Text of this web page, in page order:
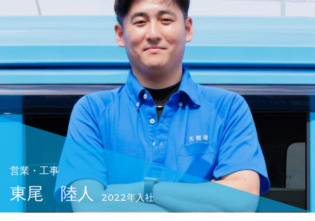
営業・工事
東尾 陸人 2022年入社